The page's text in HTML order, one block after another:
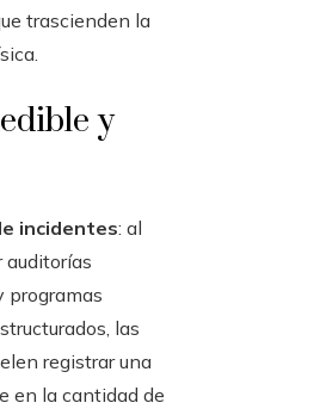
trascienden la
y
incidentes: al
programas
las
registrar una
en la cantidad de